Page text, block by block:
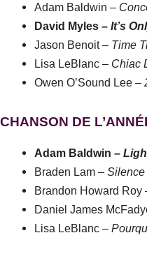
Adam Baldwin –
David Myles –It’s
Jason Benoit – Time
Lisa LeBlanc – Chiac
Owen O’Sound Lee –
CHANSON DE
Adam Baldwin –
Braden Lam –Silence
Brandon Howard Roy
Daniel James
Lisa LeBlanc –